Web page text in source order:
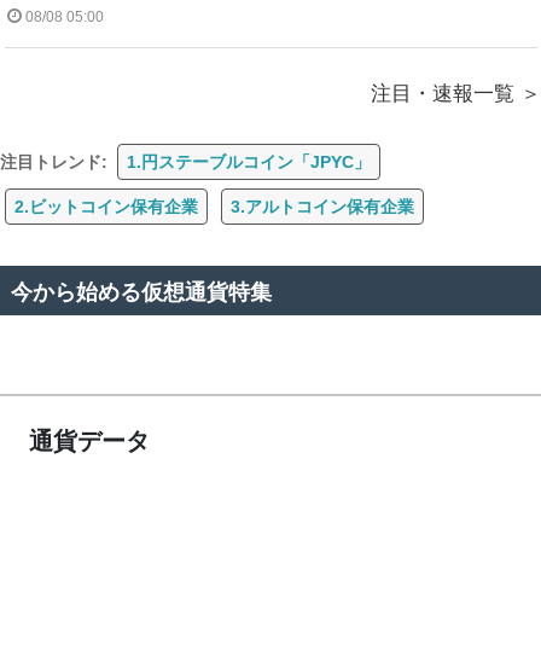
08/08 05:00
注目・速報一覧
注目トレンド: 1.円ステーブルコイン「JPYC」
2.ビットコイン保有企業 3.アルトコイン保有企業
今から始める仮想通貨特集
通貨データ